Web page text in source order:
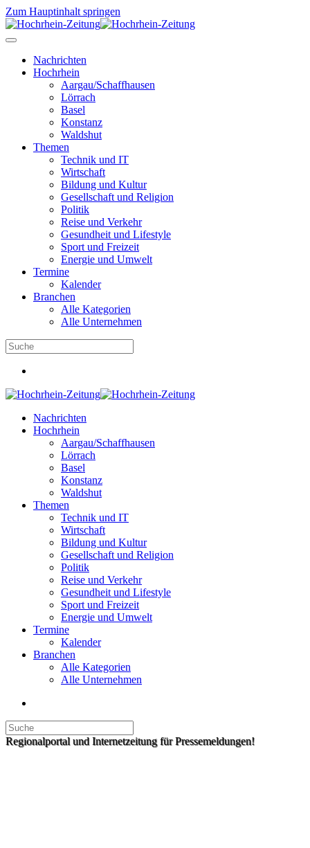
Zum Hauptinhalt springen
Nachrichten
Hochrhein
Aargau/Schaffhausen
Lörrach
Basel
Konstanz
Waldshut
Themen
Technik und IT
Wirtschaft
Bildung und Kultur
Gesellschaft und Religion
Politik
Reise und Verkehr
Gesundheit und Lifestyle
Sport und Freizeit
Energie und Umwelt
Termine
Kalender
Branchen
Alle Kategorien
Alle Unternehmen
Nachrichten
Hochrhein
Aargau/Schaffhausen
Lörrach
Basel
Konstanz
Waldshut
Themen
Technik und IT
Wirtschaft
Bildung und Kultur
Gesellschaft und Religion
Politik
Reise und Verkehr
Gesundheit und Lifestyle
Sport und Freizeit
Energie und Umwelt
Termine
Kalender
Branchen
Alle Kategorien
Alle Unternehmen
Regionalportal und Internetzeitung für Pressemeldungen!